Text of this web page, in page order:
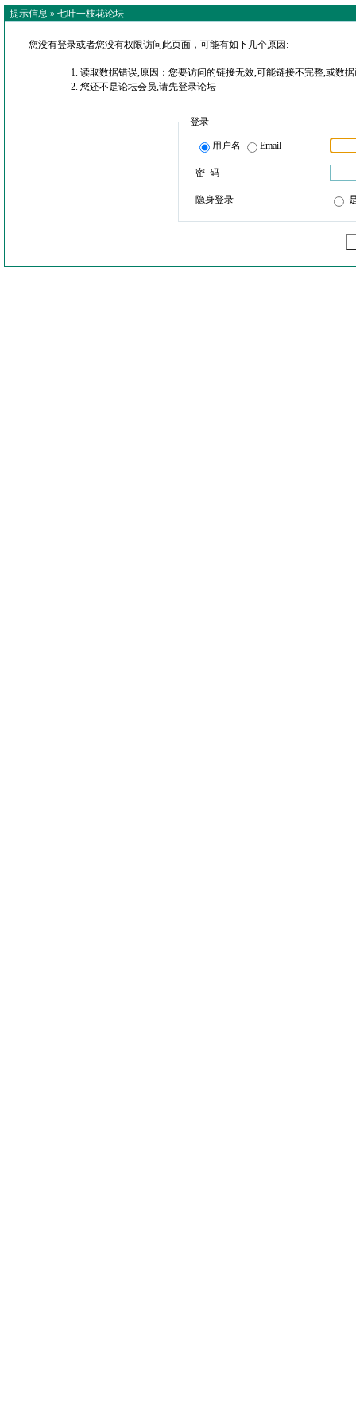
提示信息 » 七叶一枝花论坛
您没有登录或者您没有权限访问此页面，可能有如下几个原因:
读取数据错误,原因：您要访问的链接无效,可能链接不完整,或数
您还不是论坛会员,请先登录论坛
登录
用户名 Email
密 码
隐身登录